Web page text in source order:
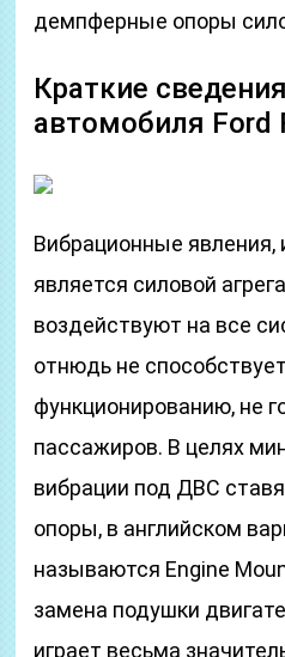
демпферные опоры
Краткие
автомобиля Ford
Вибрационные
является силовой
воздействуют на все
отнюдь не
функционированию, не
пассажиров. В целях
вибрации под ДВС
опоры, в английском
называются Engine
замена подушки
играет весьма